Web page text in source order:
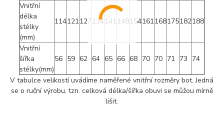
Vnitřní
délka
stélky
(mm)
114121127 134 141 148154161168175182188
Vnitřní
šířka
stélky(mm)
56 59 62 64 65 66 68 70 70 71 73 74
V tabulce velikostí uvádíme naměřené vnitřní rozměry bot. Jedná
se o ruční výrobu, tzn. celková délka/šířka obuvi se můžou mírně
lišit.